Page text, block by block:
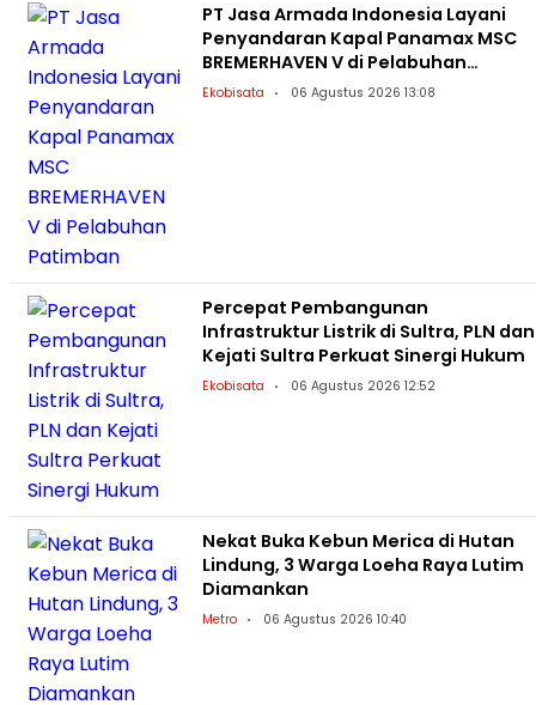
PT Jasa Armada Indonesia Layani
Penyandaran Kapal Panamax MSC
BREMERHAVEN V di Pelabuhan
Patimban
Ekobisata 06 Agustus 2026 13:08
Percepat Pembangunan
Infrastruktur Listrik di Sultra, PLN dan
Kejati Sultra Perkuat Sinergi Hukum
Ekobisata 06 Agustus 2026 12:52
Nekat Buka Kebun Merica di Hutan
Lindung, 3 Warga Loeha Raya Lutim
Diamankan
Metro 06 Agustus 2026 10:40